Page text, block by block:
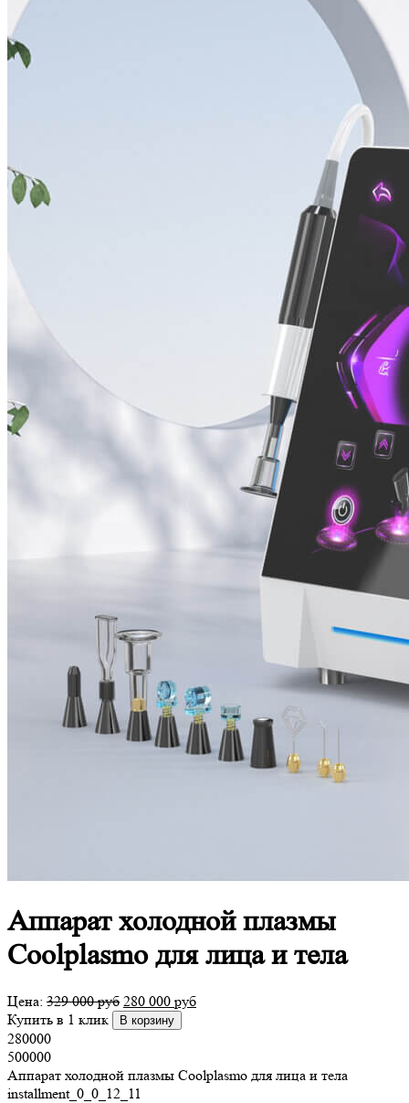
Аппарат холодной плазмы
Coolplasmo для лица и тела
Цена: 329 000руб 280 000 руб
Купить в 1 клик
В корзину
280000
500000
Аппарат холодной плазмы Coolplasmo для лица и тела
installment_0_0_12_11